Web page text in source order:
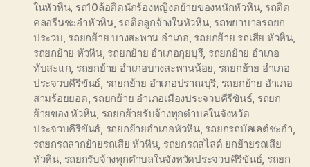
ในหัวหิน, รถ10ล้อติดนักร้องหญิงดย้ายของหนักหัวหิน, รถติด
คลอรีนชะอำหัวหิน, รถติดลูกจ้างในหัวหิน, รถพยาบาลรถยก
ประวบ, รถยกย้าย บางสะพาน อำเภอ, รถยกย้าย รถเสีย หัวหิน,
รถยกย้าย หัวหิน, รถยกย้าย อำเภอกุยบุรี, รถยกย้าย อำเภอ
ทับสะแก, รถยกย้าย อำเภอบางสะพานน้อย, รถยกย้าย อำเภอ
ประจวบคีรีขันธ์, รถยกย้าย อำเภอปราณบุรี, รถยกย้าย อำเภอ
สามร้อยยอด, รถยกย้าย อำเภอเมืองประจวบคีรีขันธ์, รถยก
ย้ายของ หัวหิน, รถยกย้ายรับจ้างทุกตำบลในจังหวัด
ประจวบคีรีขันธ์, รถยกย้ายอำเภอหัวหิน, รถยกรถบัลเลต์ชะอำ,
รถยกรถลากย้ายรถเสีย หัวหิน, รถยกรถสไลด์ ยกย้ายรถเสีย
หัวหิน, รถยกรับจ้างทุกตำบลในจังหวัดประจวบคีรีขันธ์, รถยก